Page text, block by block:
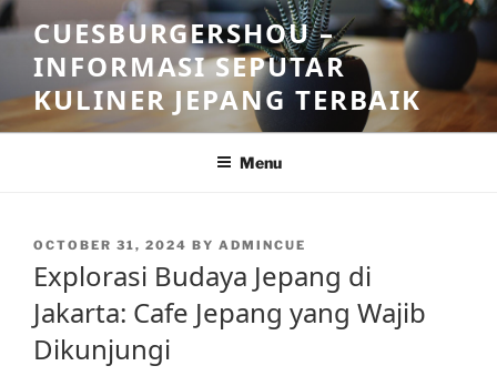
Skip
to
content
CUESBURGERSHOU –
INFORMASI SEPUTAR
KULINER JEPANG TERBAIK
Menu
POSTED
OCTOBER 31, 2024 BY ADMINCUE
Explorasi Budaya Jepang di
Jakarta: Cafe Jepang yang Wajib
Dikunjungi